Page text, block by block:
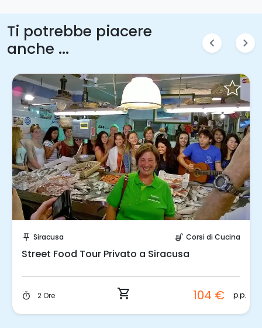
Ti potrebbe piacere
anche ...
chevron_left chevron_right
push_pin Siracusa soup_kitchen Corsi di Cucina
Street Food Tour Privato a Siracusa
timer 2 Ore shopping_cart 104 € p.p.